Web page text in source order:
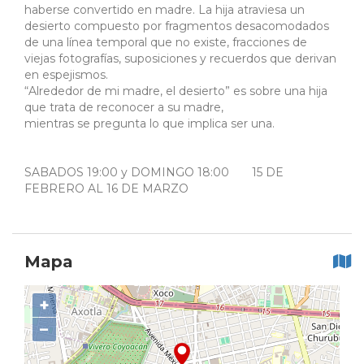
haberse convertido en madre. La hija atraviesa un
desierto compuesto por fragmentos desacomodados
de una línea temporal que no existe, fracciones de
viejas fotografías, suposiciones y recuerdos que derivan
en espejismos.
“Alrededor de mi madre, el desierto” es sobre una hija
que trata de reconocer a su madre,
mientras se pregunta lo que implica ser una.
SABADOS 19:00 y DOMINGO 18:00 15 DE
FEBRERO AL 16 DE MARZO
Mapa
+
−